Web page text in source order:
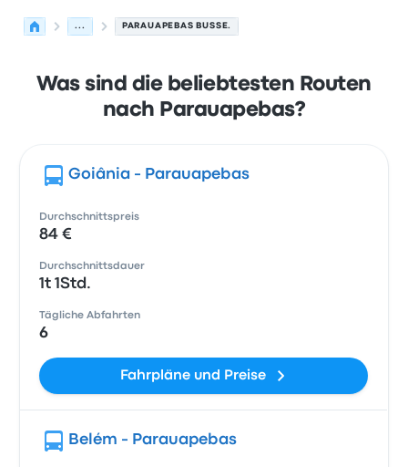
... PARAUAPEBAS BUSSE.
Was sind die beliebtesten Routen
nach Parauapebas?
Goiânia - Parauapebas
Durchschnittspreis
84 €
Durchschnittsdauer
1t 1Std.
Tägliche Abfahrten
6
Fahrpläne und Preise
Belém - Parauapebas